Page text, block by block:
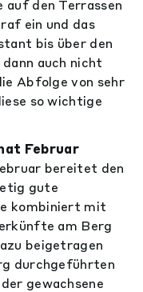
auf den Terrassen
ein und das
bis über den
auch nicht
Abfolge von sehr
so wichtige
Februar
bereitet den
gute
kombiniert mit
am Berg
beigetragen
durchgeführten
gewachsene